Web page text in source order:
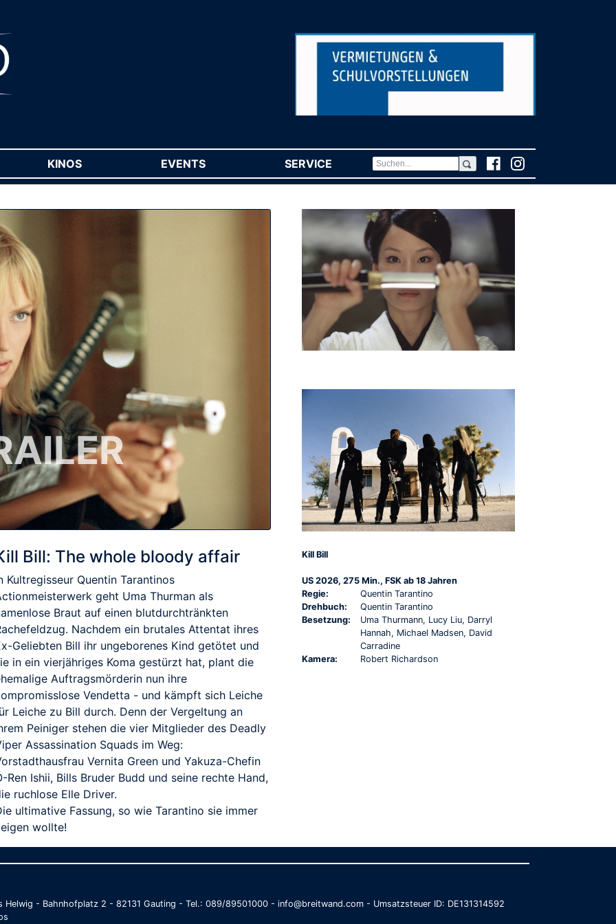
KINOS EVENTS SERVICE (CURRENT)
Bill: The whole bloody affair
Kultregisseur Quentin Tarantinos
geht Uma Thurman als
Braut auf einen blutdurchtränkten
Nachdem ein brutales Attentat ihres
Geliebten Bill ihr ungeborenes Kind getötet und
in ein vierjähriges Koma gestürzt hat, plant die
Auftragsmörderin nun ihre
Vendetta - und kämpft sich Leiche
Leiche zu Bill durch. Denn der Vergeltung an
Peiniger stehen die vier Mitglieder des Deadly
Assassination Squads im Weg:
Vernita Green und Yakuza-Chefin
Ren Ishii, Bills Bruder Budd und seine rechte Hand,
ruchlose Elle Driver.
ultimative Fassung, so wie Tarantino sie immer
wollte!
Kill Bill
US 2026, 275 Min., FSK ab 18 Jahren
Regie:
Quentin Tarantino
Drehbuch:
Quentin Tarantino
Besetzung:
Uma Thurmann, Lucy Liu, Darryl
Hannah, Michael Madsen, David
Carradine
Kamera:
Robert Richardson
- Bahnhofplatz 2 - 82131 Gauting - Tel.: 089/89501000 - info@breitwand.com - Umsatzsteuer ID: DE131314592